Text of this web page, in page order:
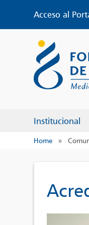
content
Acceso al
Institucional
Home »